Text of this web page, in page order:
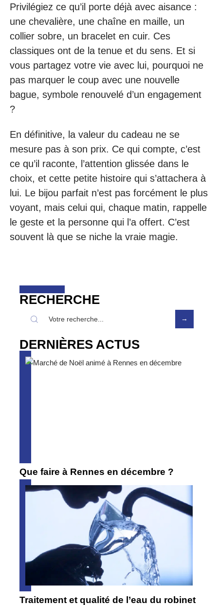
Privilégiez ce qu’il porte déjà avec aisance :
une chevalière, une chaîne en maille, un
collier sobre, un bracelet en cuir. Ces
classiques ont de la tenue et du sens. Et si
vous partagez votre vie avec lui, pourquoi ne
pas marquer le coup avec une nouvelle
bague, symbole renouvelé d’un engagement
?
En définitive, la valeur du cadeau ne se
mesure pas à son prix. Ce qui compte, c’est
ce qu’il raconte, l’attention glissée dans le
choix, et cette petite histoire qui s’attachera à
lui. Le bijou parfait n’est pas forcément le plus
voyant, mais celui qui, chaque matin, rappelle
le geste et la personne qui l’a offert. C’est
souvent là que se niche la vraie magie.
RECHERCHE
DERNIÈRES ACTUS
Que faire à Rennes en décembre ?
Traitement et qualité de l’eau du robinet